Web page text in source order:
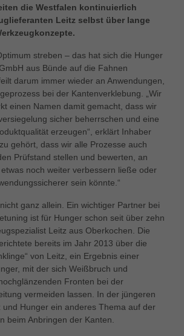
中国
中文
ไทย
Україна
yкраїнська
die Westfalen kontinuierlich
Leitz selbst über lange
streben – das hat sich die Hunger
aus Bünde auf die Fahnen
darum immer wieder an Anwendungen,
bei der Kantenverklebung. „Wir
einen Namen damit gemacht, dass wir
sicher beherrschen und eine
erzeugen“, erklärt Inhaber
gehört, dass wir alle Prozesse auch
Prüfstand stellen und bewerten, an
noch weiter verbessern ließe oder
sein könnte.“
ganz allein. Ein wichtiger Partner bei
ist für Hunger schon seit über zehn
Leitz aus Oberkochen. Die
bereits im Jahr 2013 über die
von Leitz, ein Ergebnis einer
mit der sich Weißbruch und
Fronten bei der
vermeiden lassen. In der jüngeren
und Hunger ein anderes Thema auf der
beim Anbringen der Kanten.